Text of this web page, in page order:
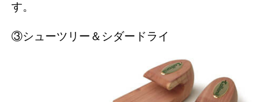
す。
③シューツリー＆シダードライ